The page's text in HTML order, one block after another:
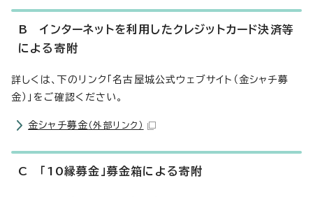
B インターネットを利用したクレジットカード決済等
による寄附
詳しくは、下のリンク「名古屋城公式ウェブサイト（金シャチ募
金）」をご確認ください。
金シャチ募金 （外部リンク）
C 「10縁募金」募金箱による寄附